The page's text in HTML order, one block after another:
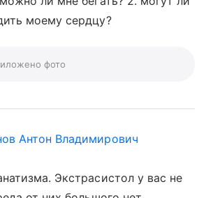
моему сердцу?
фото
Антон Владимирович
Экстрасистол у вас не